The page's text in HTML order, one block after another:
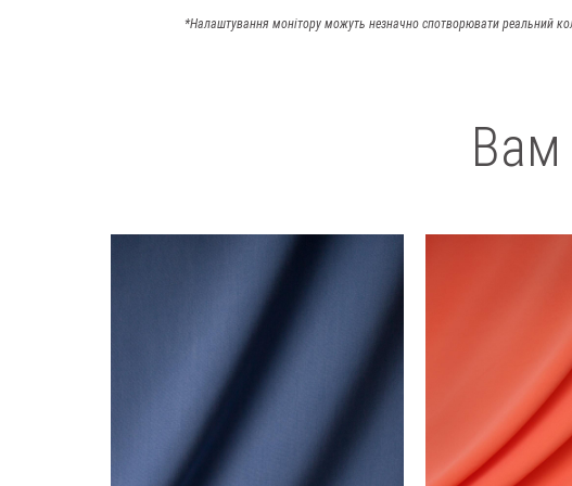
*Налаштування монітору можуть незначно спотворювати реальний
Вам